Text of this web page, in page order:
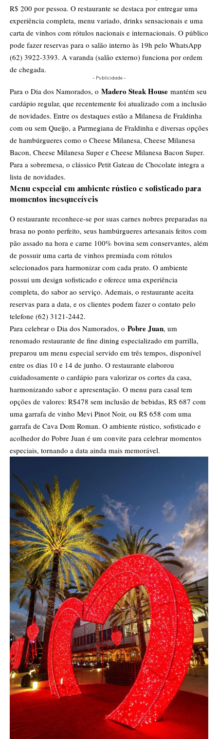
R$ 200 por pessoa. O restaurante se destaca por entregar uma
experiência completa, menu variado, drinks sensacionais e uma
carta de vinhos com rótulos nacionais e internacionais. O público
pode fazer reservas para o salão interno às 19h pelo WhatsApp
(62) 3922-3393. A varanda (salão externo) funciona por ordem
de chegada.
- Publicidade -
Para o Dia dos Namorados, o Madero Steak House mantém seu
cardápio regular, que recentemente foi atualizado com a inclusão
de novidades. Entre os destaques estão a Milanesa de Fraldinha
com ou sem Queijo, a Parmegiana de Fraldinha e diversas opções
de hambúrgueres como o Cheese Milanesa, Cheese Milanesa
Bacon, Cheese Milanesa Super e Cheese Milanesa Bacon Super.
Para a sobremesa, o clássico Petit Gateau de Chocolate integra a
lista de novidades.
Menu especial em ambiente rústico e sofisticado para
momentos inesquecíveis
O restaurante reconhece-se por suas carnes nobres preparadas na
brasa no ponto perfeito, seus hambúrgueres artesanais feitos com
pão assado na hora e carne 100% bovina sem conservantes, além
de possuir uma carta de vinhos premiada com rótulos
selecionados para harmonizar com cada prato. O ambiente
possui um design sofisticado e oferece uma experiência
completa, do sabor ao serviço. Ademais, o restaurante aceita
reservas para a data, e os clientes podem fazer o contato pelo
telefone (62) 3121-2442.
Para celebrar o Dia dos Namorados, o Pobre Juan, um
renomado restaurante de fine dining especializado em parrilla,
preparou um menu especial servido em três tempos, disponível
entre os dias 10 e 14 de junho. O restaurante elaborou
cuidadosamente o cardápio para valorizar os cortes da casa,
harmonizando sabor e apresentação. O menu para casal tem
opções de valores: R$478 sem inclusão de bebidas, R$ 687 com
uma garrafa de vinho Mevi Pinot Noir, ou R$ 658 com uma
garrafa de Cava Dom Roman. O ambiente rústico, sofisticado e
acolhedor do Pobre Juan é um convite para celebrar momentos
especiais, tornando a data ainda mais memorável.